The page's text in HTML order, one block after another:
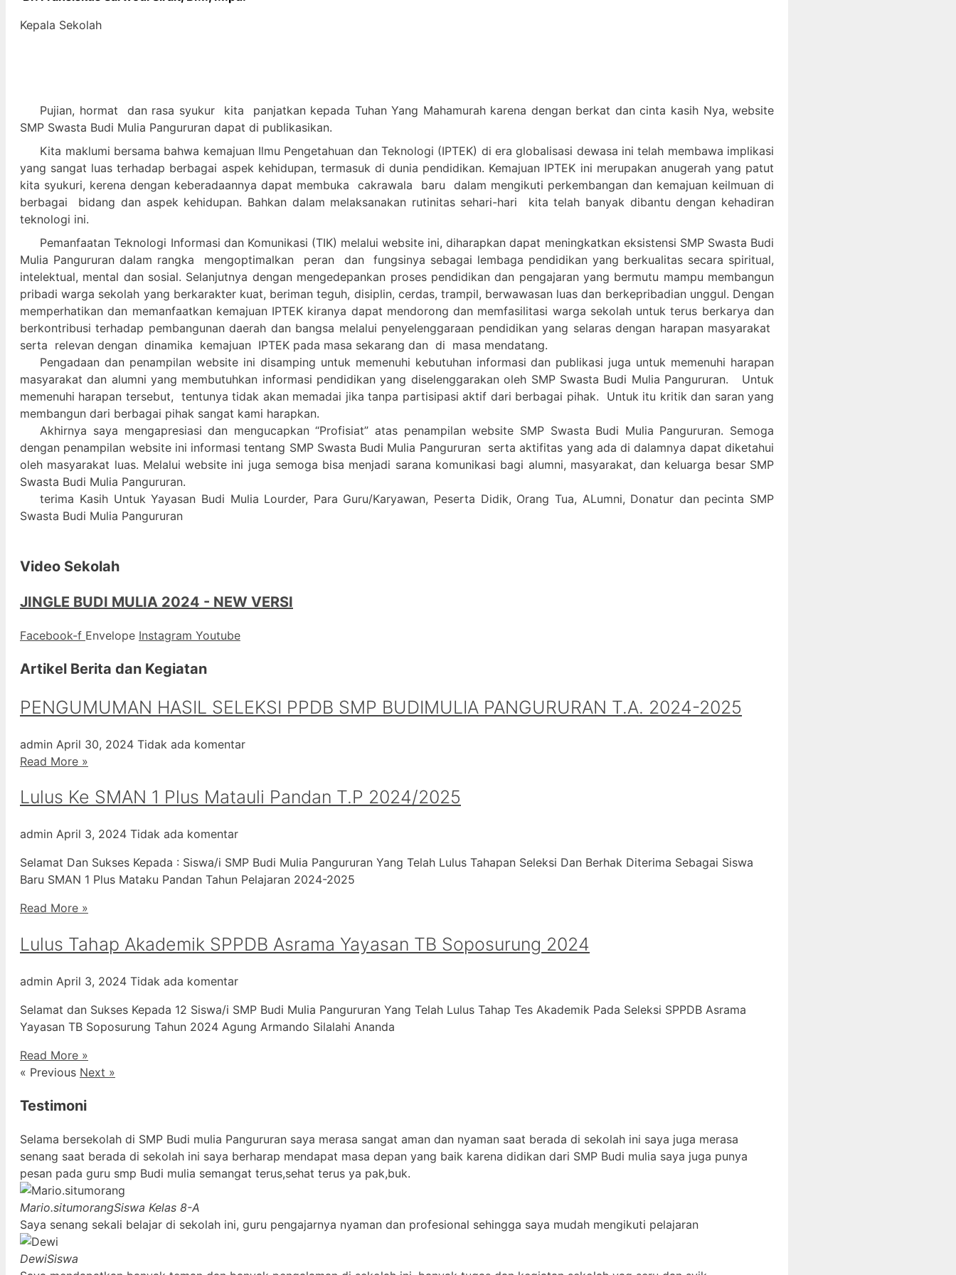
Kepala Sekolah
Pujian, hormat dan rasa syukur kita panjatkan kepada Tuhan Yang Mahamurah karena dengan berkat dan cinta kasih Nya, website
SMP Swasta Budi Mulia Pangururan dapat di publikasikan.
Kita maklumi bersama bahwa kemajuan Ilmu Pengetahuan dan Teknologi (IPTEK) di era globalisasi dewasa ini telah membawa implikasi
yang sangat luas terhadap berbagai aspek kehidupan, termasuk di dunia pendidikan. Kemajuan IPTEK ini merupakan anugerah yang patut
kita syukuri, kerena dengan keberadaannya dapat membuka cakrawala baru dalam mengikuti perkembangan dan kemajuan keilmuan di
berbagai bidang dan aspek kehidupan. Bahkan dalam melaksanakan rutinitas sehari-hari kita telah banyak dibantu dengan kehadiran
teknologi ini.
Pemanfaatan Teknologi Informasi dan Komunikasi (TIK) melalui website ini, diharapkan dapat meningkatkan eksistensi SMP Swasta Budi
Mulia Pangururan dalam rangka mengoptimalkan peran dan fungsinya sebagai lembaga pendidikan yang berkualitas secara spiritual,
intelektual, mental dan sosial. Selanjutnya dengan mengedepankan proses pendidikan dan pengajaran yang bermutu mampu membangun
pribadi warga sekolah yang berkarakter kuat, beriman teguh, disiplin, cerdas, trampil, berwawasan luas dan berkepribadian unggul. Dengan
memperhatikan dan memanfaatkan kemajuan IPTEK kiranya dapat mendorong dan memfasilitasi warga sekolah untuk terus berkarya dan
berkontribusi terhadap pembangunan daerah dan bangsa melalui penyelenggaraan pendidikan yang selaras dengan harapan masyarakat
serta relevan dengan dinamika kemajuan IPTEK pada masa sekarang dan di masa mendatang.
Pengadaan dan penampilan website ini disamping untuk memenuhi kebutuhan informasi dan publikasi juga untuk memenuhi harapan
masyarakat dan alumni yang membutuhkan informasi pendidikan yang diselenggarakan oleh SMP Swasta Budi Mulia Pangururan. Untuk
memenuhi harapan tersebut, tentunya tidak akan memadai jika tanpa partisipasi aktif dari berbagai pihak. Untuk itu kritik dan saran yang
membangun dari berbagai pihak sangat kami harapkan.
Akhirnya saya mengapresiasi dan mengucapkan “Profisiat” atas penampilan website SMP Swasta Budi Mulia Pangururan. Semoga
dengan penampilan website ini informasi tentang SMP Swasta Budi Mulia Pangururan serta aktifitas yang ada di dalamnya dapat diketahui
oleh masyarakat luas. Melalui website ini juga semoga bisa menjadi sarana komunikasi bagi alumni, masyarakat, dan keluarga besar SMP
Swasta Budi Mulia Pangururan.
terima Kasih Untuk Yayasan Budi Mulia Lourder, Para Guru/Karyawan, Peserta Didik, Orang Tua, ALumni, Donatur dan pecinta SMP
Swasta Budi Mulia Pangururan
Video Sekolah
JINGLE BUDI MULIA 2024 - NEW VERSI
Facebook-f Envelope Instagram Youtube
Artikel Berita dan Kegiatan
PENGUMUMAN HASIL SELEKSI PPDB SMP BUDIMULIA PANGURURAN T.A. 2024-2025
admin April 30, 2024 Tidak ada komentar
Read More »
Lulus Ke SMAN 1 Plus Matauli Pandan T.P 2024/2025
admin April 3, 2024 Tidak ada komentar
Selamat Dan Sukses Kepada : Siswa/i SMP Budi Mulia Pangururan Yang Telah Lulus Tahapan Seleksi Dan Berhak Diterima Sebagai Siswa
Baru SMAN 1 Plus Mataku Pandan Tahun Pelajaran 2024-2025
Read More »
Lulus Tahap Akademik SPPDB Asrama Yayasan TB Soposurung 2024
admin April 3, 2024 Tidak ada komentar
Selamat dan Sukses Kepada 12 Siswa/i SMP Budi Mulia Pangururan Yang Telah Lulus Tahap Tes Akademik Pada Seleksi SPPDB Asrama
Yayasan TB Soposurung Tahun 2024 Agung Armando Silalahi ⁠Ananda
Read More »
« Previous Next »
Testimoni
Selama bersekolah di SMP Budi mulia Pangururan saya merasa sangat aman dan nyaman saat berada di sekolah ini saya juga merasa
senang saat berada di sekolah ini saya berharap mendapat masa depan yang baik karena didikan dari SMP Budi mulia saya juga punya
pesan pada guru smp Budi mulia semangat terus,sehat terus ya pak,buk.
Mario.situmorangSiswa Kelas 8-A
Saya senang sekali belajar di sekolah ini, guru pengajarnya nyaman dan profesional sehingga saya mudah mengikuti pelajaran
DewiSiswa